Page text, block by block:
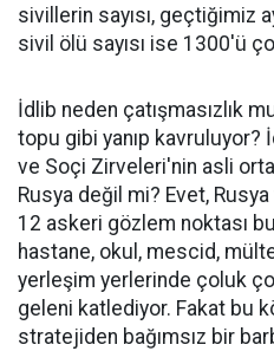
sivillerin sayısı, geçtiğimiz
sivil ölü sayısı ise 1300'ü
İdlib neden çatışmasızlık
topu gibi yanıp kavruluyor?
ve Soçi Zirveleri'nin asli
Rusya değil mi? Evet,
12 askeri gözlem noktası
hastane, okul, mescid,
yerleşim yerlerinde çoluk
geleni katlediyor. Fakat bu
stratejiden bağımsız bir